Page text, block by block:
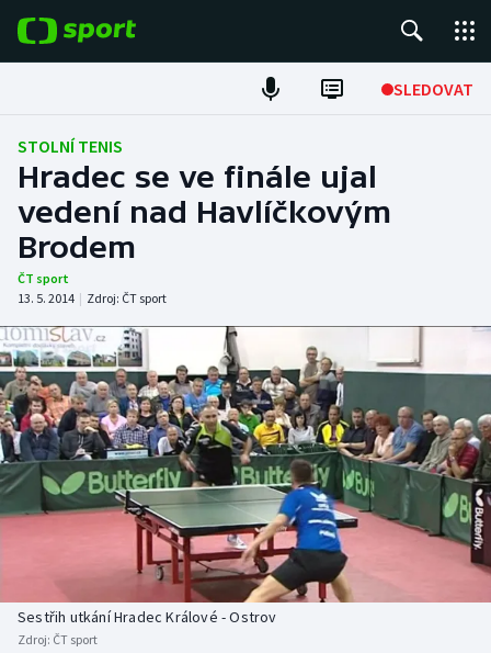
SLEDOVAT
Fotbal
Hokej
Tenis
Atletika
Cyklistika
DALŠÍ SPORTY
Americký fotbal
Baseball a softbal
Biatlon
NEPŘEHLÉDNĚTE
Soutěže
Historické návraty
Aplikace ČT sport
STOLNÍ TENIS
Hradec se ve finále ujal
vedení nad Havlíčkovým
Brodem
ČT sport
13. 5. 2014 | Zdroj: ČT sport
Sestřih utkání Hradec Králové - Ostrov
Zdroj: ČT sport